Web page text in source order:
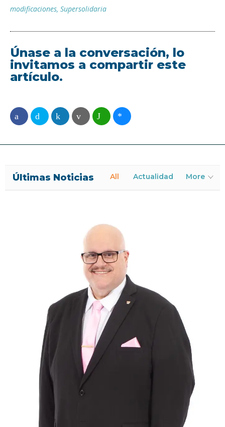
modificaciones, Supersolidaria
Únase a la conversación, lo
invitamos a compartir este
artículo.
Últimas Noticias All Actualidad More